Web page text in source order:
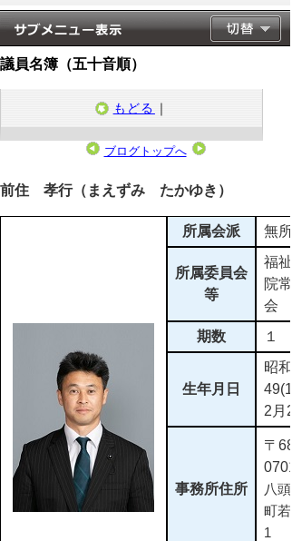
議員名簿（五十音順）
もどる ｜
ブログトップへ
前住 孝行（まえずみ たかゆき）
所属会派 無所
所属委員会
等
福
院
会
期数
１
生年月日
昭和
2月
事務所住所
〒
0701
八頭
町若
1